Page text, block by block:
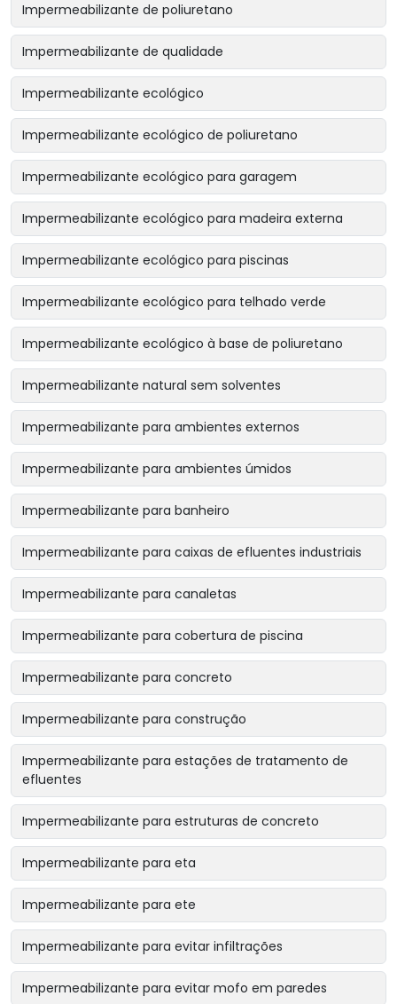
Impermeabilizante de poliuretano
Impermeabilizante de qualidade
Impermeabilizante ecológico
Impermeabilizante ecológico de poliuretano
Impermeabilizante ecológico para garagem
Impermeabilizante ecológico para madeira externa
Impermeabilizante ecológico para piscinas
Impermeabilizante ecológico para telhado verde
Impermeabilizante ecológico à base de poliuretano
Impermeabilizante natural sem solventes
Impermeabilizante para ambientes externos
Impermeabilizante para ambientes úmidos
Impermeabilizante para banheiro
Impermeabilizante para caixas de efluentes industriais
Impermeabilizante para canaletas
Impermeabilizante para cobertura de piscina
Impermeabilizante para concreto
Impermeabilizante para construção
Impermeabilizante para estações de tratamento de
efluentes
Impermeabilizante para estruturas de concreto
Impermeabilizante para eta
Impermeabilizante para ete
Impermeabilizante para evitar infiltrações
Impermeabilizante para evitar mofo em paredes